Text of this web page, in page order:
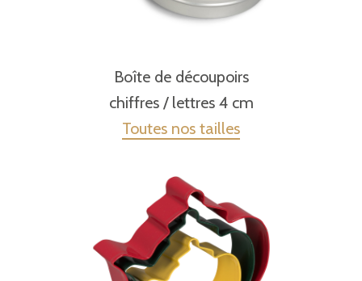
Boîte de découpoirs
chiffres / lettres 4 cm
Toutes nos tailles